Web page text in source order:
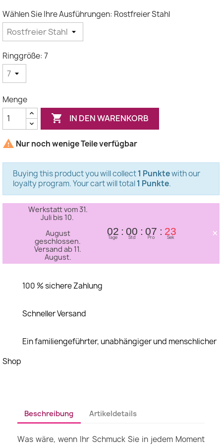
Wählen Sie Ihre Ausführungen: Rostfreier Stahl
Ringgröße: 7
Menge
 IN DEN WARENKORB
 Nur noch wenige Teile verfügbar
Buying this product you will collect1 Punktewith our
loyalty program. Your cart will total1 Punkte.
Werkstatt vom 31.
Juli bis 10.
August
geschlossen.
Versand ab 11.
August.
02
Tage
00
Std
07
Pro
23
Sek ×
100 % sichere Zahlung
Schneller Versand
Ein familiengeführter, unabhängiger und menschlicher
Shop
Beschreibung Artikeldetails
Was wäre, wenn Ihr Schmuck Sie in jedem Moment